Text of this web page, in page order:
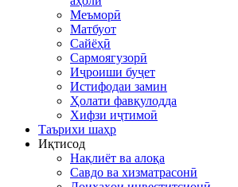
Меъморӣ
Матбуот
Сайёҳӣ
Сармоягузорӣ
Иҷроиши буҷет
Истифодаи замин
Ҳолати фавқулодда
Хифзи иҷтимоӣ
Таърихи шаҳр
Иқтисод
Нақлиёт ва алоқа
Савдо ва хизматрасонӣ